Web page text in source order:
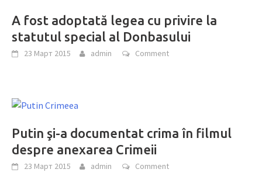
A fost adoptată legea cu privire la
statutul special al Donbasului
23 Март 2015 admin Comment
Putin şi-a documentat crima în filmul
despre anexarea Crimeii
23 Март 2015 admin Comment